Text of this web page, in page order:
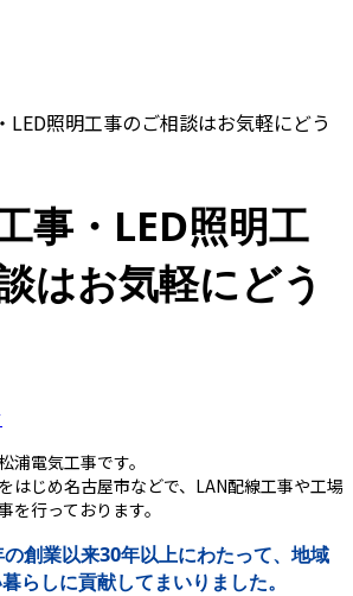
LED照明工事のご相談はお気軽にどう
事・LED照明工
はお気軽にどう
浦電気工事です。
はじめ名古屋市などで、LAN配線工事や工場
を行っております。
創業以来30年以上にわたって、地域
らしに貢献してまいりました。